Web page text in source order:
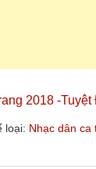
2018 -
loại: Nhạc dân